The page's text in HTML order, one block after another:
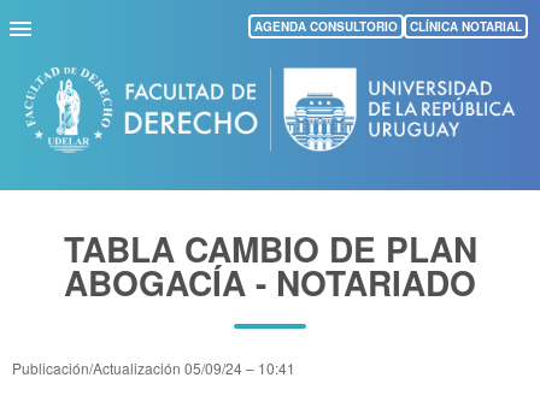
Pasar
al
contenido
principal
AGENDA CONSULTORIO CLÍNICA NOTARIAL
TABLA CAMBIO DE PLAN
ABOGACÍA - NOTARIADO
Publicación/Actualización 05/09/24 – 10:41